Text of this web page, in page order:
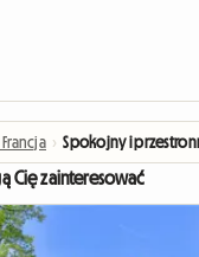
› Spokojny i
Cię zainteresować